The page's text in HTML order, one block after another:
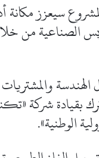
سيعزز مكانة
الصناعية من
بقيادة شركة
الوطنية».